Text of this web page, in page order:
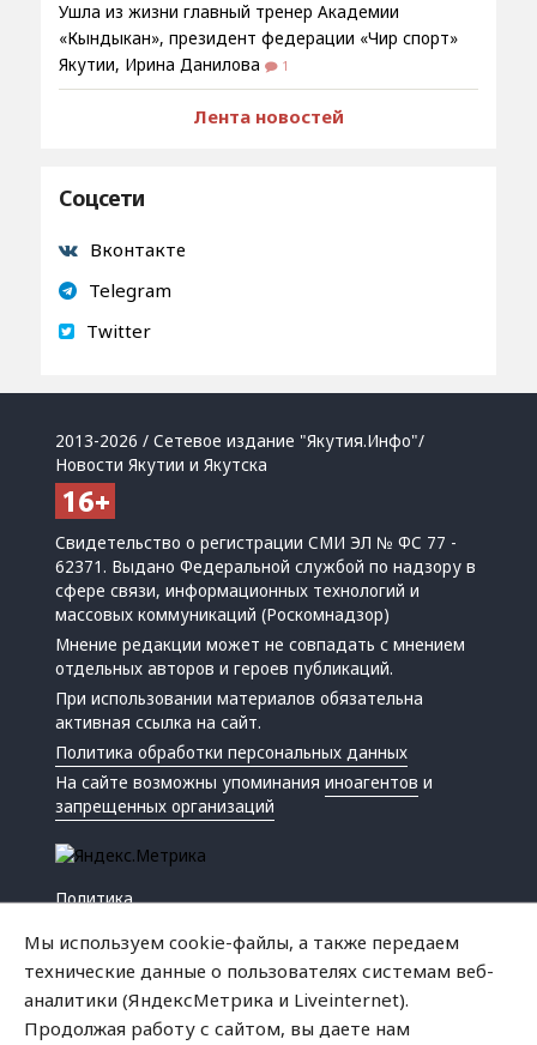
Ушла из жизни главный тренер Академии
«Кындыкан», президент федерации «Чир спорт»
Якутии, Ирина Данилова
1
Лента новостей
Соцсети
Вконтакте
Telegram
Twitter
2013-2026 / Сетевое издание "Якутия.Инфо"/
Новости Якутии и Якутска
Свидетельство о регистрации СМИ ЭЛ № ФС 77 -
62371. Выдано Федеральной службой по надзору в
сфере связи, информационных технологий и
массовых коммуникаций (Роскомнадзор)
Мнение редакции может не совпадать с мнением
отдельных авторов и героев публикаций.
При использовании материалов обязательна
активная ссылка на сайт.
Политика обработки персональных данных
На сайте возможны упоминанияиноагентов и
запрещенных организаций
Политика
Мы используем cookie-файлы, а также передаем
технические данные о пользователях системам веб-
аналитики (ЯндексМетрика и Liveinternet).
Продолжая работу с сайтом, вы даете нам